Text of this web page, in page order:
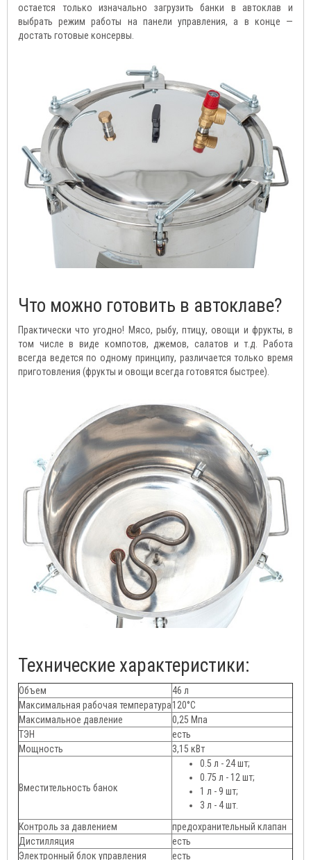
остается только изначально загрузить банки в автоклав и
выбрать режим работы на панели управления, а в конце —
достать готовые консервы.
Что можно готовить в автоклаве?
Практически что угодно! Мясо, рыбу, птицу, овощи и фрукты, в
том числе в виде компотов, джемов, салатов и т.д. Работа
всегда ведется по одному принципу, различается только время
приготовления (фрукты и овощи всегда готовятся быстрее).
Технические характеристики:
Объем
46 л
Максимальная рабочая температура120°C
Максимальное давление
0,25 Мпа
ТЭН
есть
Мощность
3,15 кВт
Вместительность банок
0.5 л - 24 шт;
0.75 л - 12 шт;
1 л - 9 шт;
3 л - 4 шт.
Контроль за давлением
предохранительный клапан
Дистилляция
есть
Электронный блок управления
есть